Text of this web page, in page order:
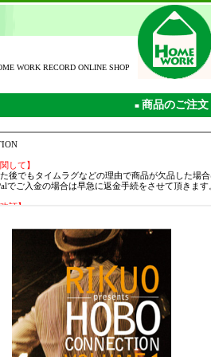
WORK RECORD ONLINE SHOP
■ 商品のご注文